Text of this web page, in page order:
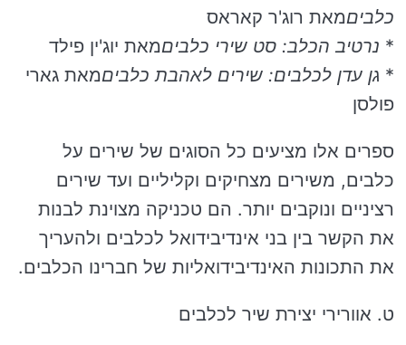
כלביםמאת רוג'ר קאראס
* נרטיב הכלב: סט שירי כלביםמאת יוג'ין פילד
* גן עדן לכלבים: שירים לאהבת כלביםמאת גארי
פולסן
ספרים אלו מציעים כל הסוגים של שירים על
כלבים, משירים מצחיקים וקליליים ועד שירים
רציניים ונוקבים יותר. הם טכניקה מצוינת לבנות
את הקשר בין בני אינדיבידואל לכלבים ולהעריך
את התכונות האינדיבידואליות של חברינו הכלבים.
ט. אוורירי יצירת שיר לכלבים